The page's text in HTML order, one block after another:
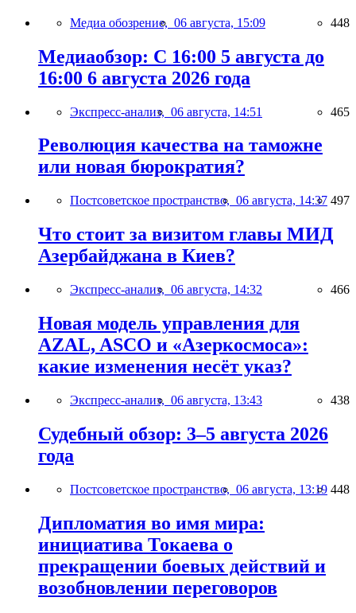
Медиа обозрение, 06 августа, 15:09 448
Медиаобзор: С 16:00 5 августа до
16:00 6 августа 2026 года
Экспресс-анализ, 06 августа, 14:51 465
Революция качества на таможне
или новая бюрократия?
Постсоветское пространство, 06 августа, 14:37 497
Что стоит за визитом главы МИД
Азербайджана в Киев?
Экспресс-анализ, 06 августа, 14:32 466
Новая модель управления для
AZAL, ASCO и «Азеркосмоса»:
какие изменения несёт указ?
Экспресс-анализ, 06 августа, 13:43 438
Судебный обзор: 3–5 августа 2026
года
Постсоветское пространство, 06 августа, 13:19 448
Дипломатия во имя мира:
инициатива Токаева о
прекращении боевых действий и
возобновлении переговоров